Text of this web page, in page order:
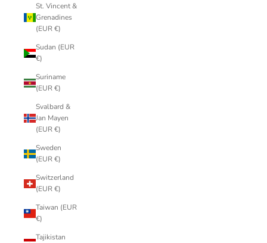
St. Vincent &
Grenadines
(EUR €)
Sudan (EUR
€)
Suriname
(EUR €)
Svalbard &
Jan Mayen
(EUR €)
Sweden
(EUR €)
Switzerland
(EUR €)
Taiwan (EUR
€)
Tajikistan